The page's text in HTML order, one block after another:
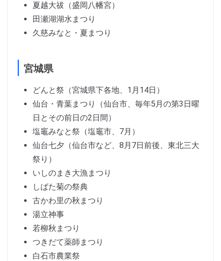
夏越大祓（盛岡八幡宮）
田瀬湖湖水まつり
久慈みなと・夏まつり
宮城県
どんと祭（宮城県下各地、1月14日）
仙台・青葉まつり（仙台市、毎年5月の第3日曜
日とその前日の2日間）
塩竈みなと祭（塩竈市、7月）
仙台七夕（仙台市など、8月7日前後、東北三大
祭り）
いしのまき大漁まつり
しばた菊の祭典
古かわ里の秋まつり
湯立神事
若柳秋まつり
つきだて薬師まつり
白石市農業祭